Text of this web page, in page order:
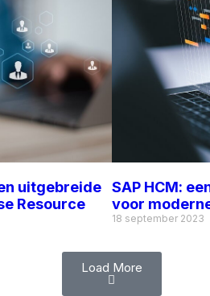
uitgebreide
Resource
SAP HCM:
voor
18 september 2023
Load More